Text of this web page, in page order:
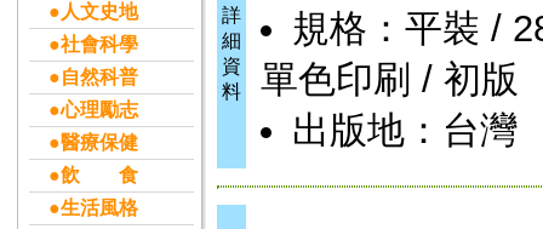
●人文史地
●社會科學
●自然科普
●心理勵志
●醫療保健
●飲 食
●生活風格
詳
細
資
料
規格：平裝 /
單色印刷 / 初版
出版地：台灣